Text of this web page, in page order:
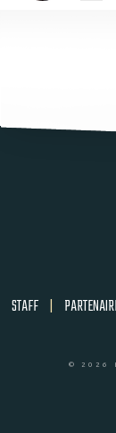
STAFF |
© 2026